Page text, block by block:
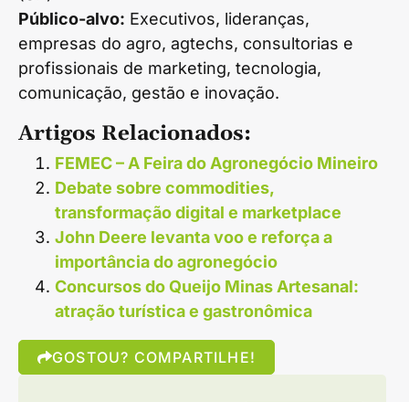
Público-alvo: Executivos, lideranças,
empresas do agro, agtechs, consultorias e
profissionais de marketing, tecnologia,
comunicação, gestão e inovação.
Artigos Relacionados:
FEMEC – A Feira do Agronegócio Mineiro
Debate sobre commodities,
transformação digital e marketplace
John Deere levanta voo e reforça a
importância do agronegócio
Concursos do Queijo Minas Artesanal:
atração turística e gastronômica
GOSTOU? COMPARTILHE!